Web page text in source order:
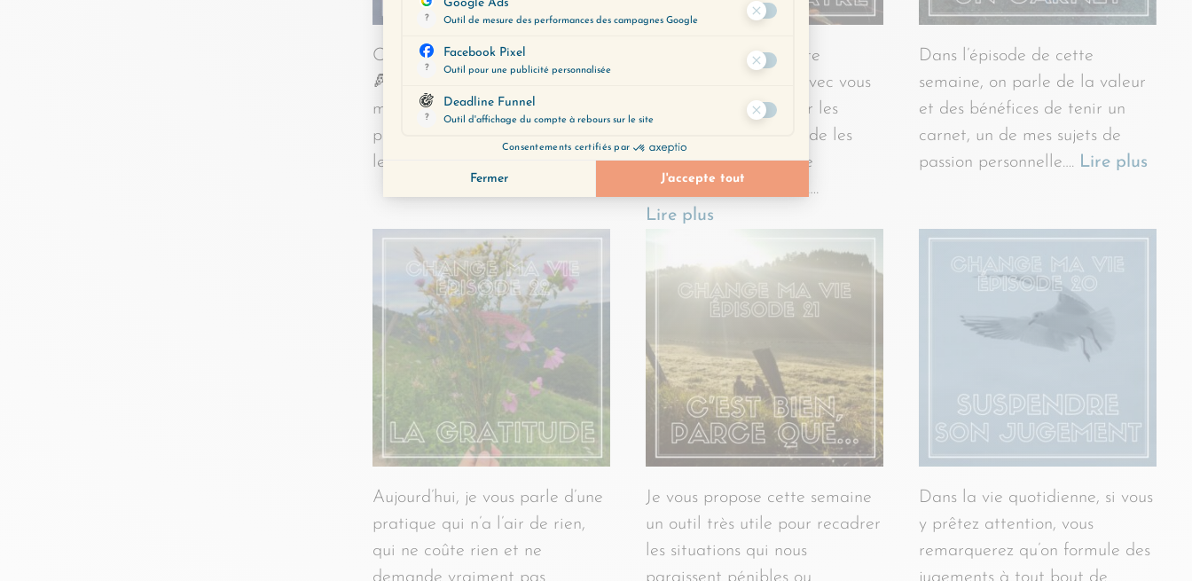
Cette semaine on parle pizza !
🍕 Pas de pizza littéralement,
même si j’adore ça, mais de la
pizza comme parabole des
leçons de vie…
Dans l’épisode de cette
semaine, je partage avec vous
une façon de regarder les
situations qui permet de les
éclairer d’une manière
vraiment intéressante….
Lire plus
Dans l’épisode de cette
semaine, on parle de la valeur
et des bénéfices de tenir un
carnet, un de mes sujets de
passion personnelle…. Lire plus
Aujourd’hui, je vous parle d’une
pratique qui n’a l’air de rien,
qui ne coûte rien et ne
demande vraiment pas
Je vous propose cette semaine
un outil très utile pour recadrer
les situations qui nous
paraissent pénibles ou
Dans la vie quotidienne, si vous
y prêtez attention, vous
remarquerez qu’on formule des
jugements à tout bout de